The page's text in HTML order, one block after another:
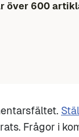
över 600
Frågor i